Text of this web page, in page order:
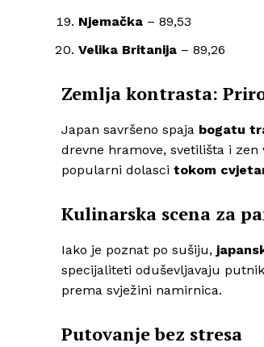
Njemačka – 89,53
Velika Britanija – 89,26
Zemlja kontrasta:
Japan savršeno spaja bogatu
drevne hramove, svetilišta i
popularni dolasci tokom
Kulinarska scena za
Iako je poznat po sušiju,
specijaliteti oduševljavaju
prema svježini namirnica.
Putovanje bez stresa